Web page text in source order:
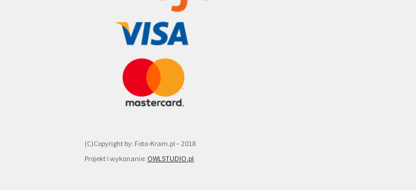
(C)Copyright by: Foto-Kram.pl – 2018
Projekt i wykonanie: OWLSTUDIO.pl